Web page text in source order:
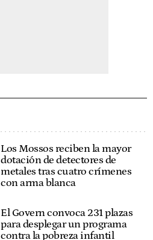
Los Mossos reciben la mayor
dotación de detectores de
metales tras cuatro crímenes
con arma blanca
El Govern convoca 231 plazas
para desplegar un programa
contra la pobreza infantil